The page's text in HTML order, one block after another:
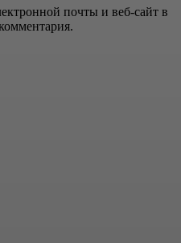
почты и веб-сайт в